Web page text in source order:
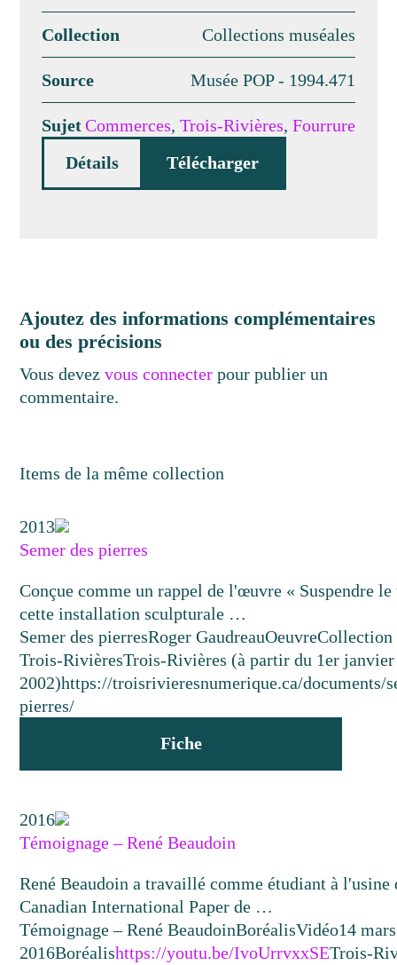
Collection Collections muséales
Source Musée POP - 1994.471
SujetCommerces, Trois-Rivières, Fourrure
Détails
Télécharger
Ajoutez des informations complémentaires
ou des précisions
Vous devezvous connecter pour publier un
commentaire.
Items de la même collection
2013
Semer des pierres
Conçue comme un rappel de l'œuvre « Suspendre le
cette installation sculpturale …
Semer des pierresRoger GaudreauOeuvre
Trois-RivièresTrois-Rivières (à partir du 1er janvier
2002)https://troisrivieresnumerique.ca/documents/
pierres/
Fiche
2016
Témoignage – René Beaudoin
René Beaudoin a travaillé comme étudiant à l'usine
Canadian International Paper de …
Témoignage – René BeaudoinBoréalisVidéo14 mars
2016Boréalishttps://youtu.be/IvoUrrvxxSETrois-